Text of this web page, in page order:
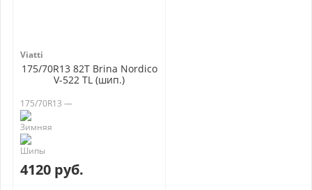
Viatti
175/70R13 82T Brina Nordico
V-522 TL (шип.)
175/70R13 —
4120 руб.